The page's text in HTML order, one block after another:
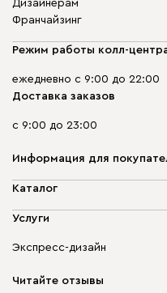
Дизайнерам
Франчайзинг
Режим работы колл-
ежедневно с 9:00 до 22:00
Доставка заказов
с 9:00 до 23:00
Информация для
О компании
Доставка и оплата
диван.клуб
Карьера
Каталог
Мягкая мебель
Бескаркасная мебель
Столы и стулья
Услуги
Экспресс-дизайн
Читайте отзывы